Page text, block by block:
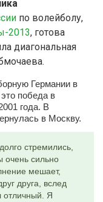
по волейболу,
2013, готова
диагональная
Германии в
победа в
года. В
в Москву.
стремились,
сильно
мешает,
друга, вслед
отличный. Я